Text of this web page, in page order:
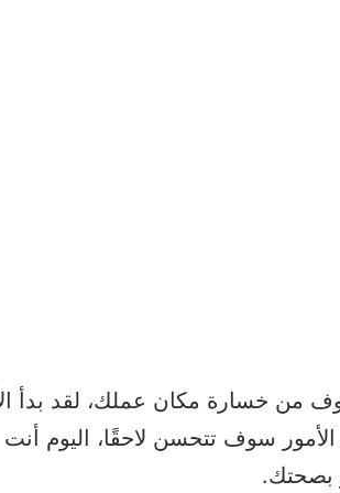
اليوم يسيطر عليك القلق الخوف من خسارة مكان عملك،
سوف تتحسن لاحقًا، اليوم أنت
بصحتك.